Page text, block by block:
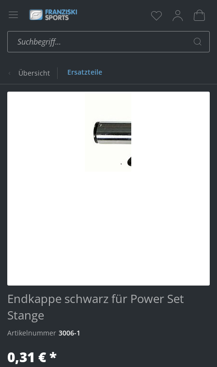
Übersicht Ersatzteile
Endkappe schwarz für Power Set
Stange
Artikelnummer 3006-1
0,31 € *